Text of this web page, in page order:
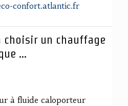
confort.atlantic.fr
choisir un chauffage
...
à fluide caloporteur